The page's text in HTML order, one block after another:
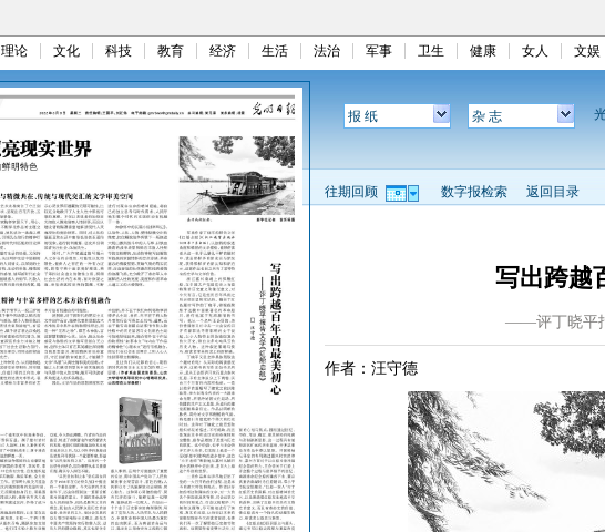
理论 文化 科技 教育 经济 生活 法治 军事 卫生 健康 女人 文娱
报 纸 杂 志
往期回顾 数字报检索 返回目录
写出跨越
——评丁晓平
作者：汪守德